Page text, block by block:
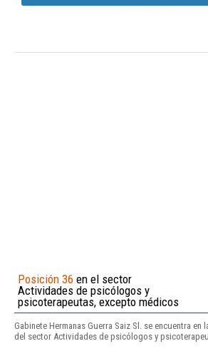
Posición 36 en el sector
Actividades de psicólogos y
psicoterapeutas, excepto médicos
Gabinete Hermanas Guerra Saiz Sl. se encuentra en
del sector Actividades de psicólogos y